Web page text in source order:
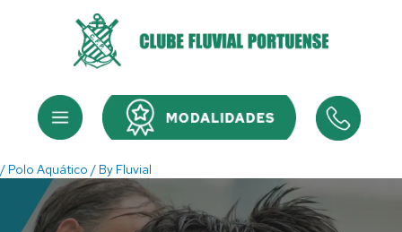
Menu Menu
/ Polo Aquático / By Fluvial